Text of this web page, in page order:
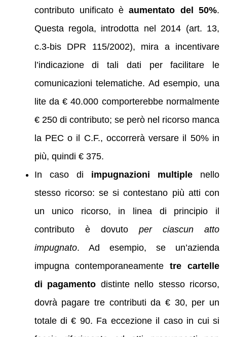
contributo unificato èaumentato del 50%.
Questa regola, introdotta nel 2014 (art. 13,
c.3-bis DPR 115/2002), mira a incentivare
l’indicazione di tali dati per facilitare le
comunicazioni telematiche. Ad esempio, una
lite da € 40.000 comporterebbe normalmente
€ 250 di contributo; se però nel ricorso manca
la PEC o il C.F., occorrerà versare il 50% in
più, quindi € 375.
In caso di impugnazioni multiplenello
stesso ricorso: se si contestano più atti con
un unico ricorso, in linea di principio il
contributo è dovuto per ciascun atto
impugnato. Ad esempio, se un’azienda
impugna contemporaneamentetre cartelle
di pagamento distinte nello stesso ricorso,
dovrà pagare tre contributi da € 30, per un
totale di € 90. Fa eccezione il caso in cui si